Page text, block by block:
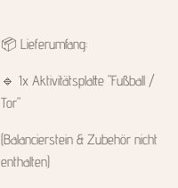
📦 Lieferumfang:
🔹 1x Aktivitätsplatte "Fußball /
Tor"
(Balancierstein & Zubehör nicht
enthalten)